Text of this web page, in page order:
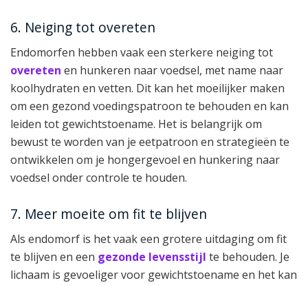
6. Neiging tot overeten
Endomorfen hebben vaak een sterkere neiging tot
overeten en hunkeren naar voedsel, met name naar
koolhydraten en vetten. Dit kan het moeilijker maken
om een gezond voedingspatroon te behouden en kan
leiden tot gewichtstoename. Het is belangrijk om
bewust te worden van je eetpatroon en strategieën te
ontwikkelen om je hongergevoel en hunkering naar
voedsel onder controle te houden.
7. Meer moeite om fit te blijven
Als endomorf is het vaak een grotere uitdaging om fit
te blijven en een gezonde levensstijl te behouden. Je
lichaam is gevoeliger voor gewichtstoename en het kan